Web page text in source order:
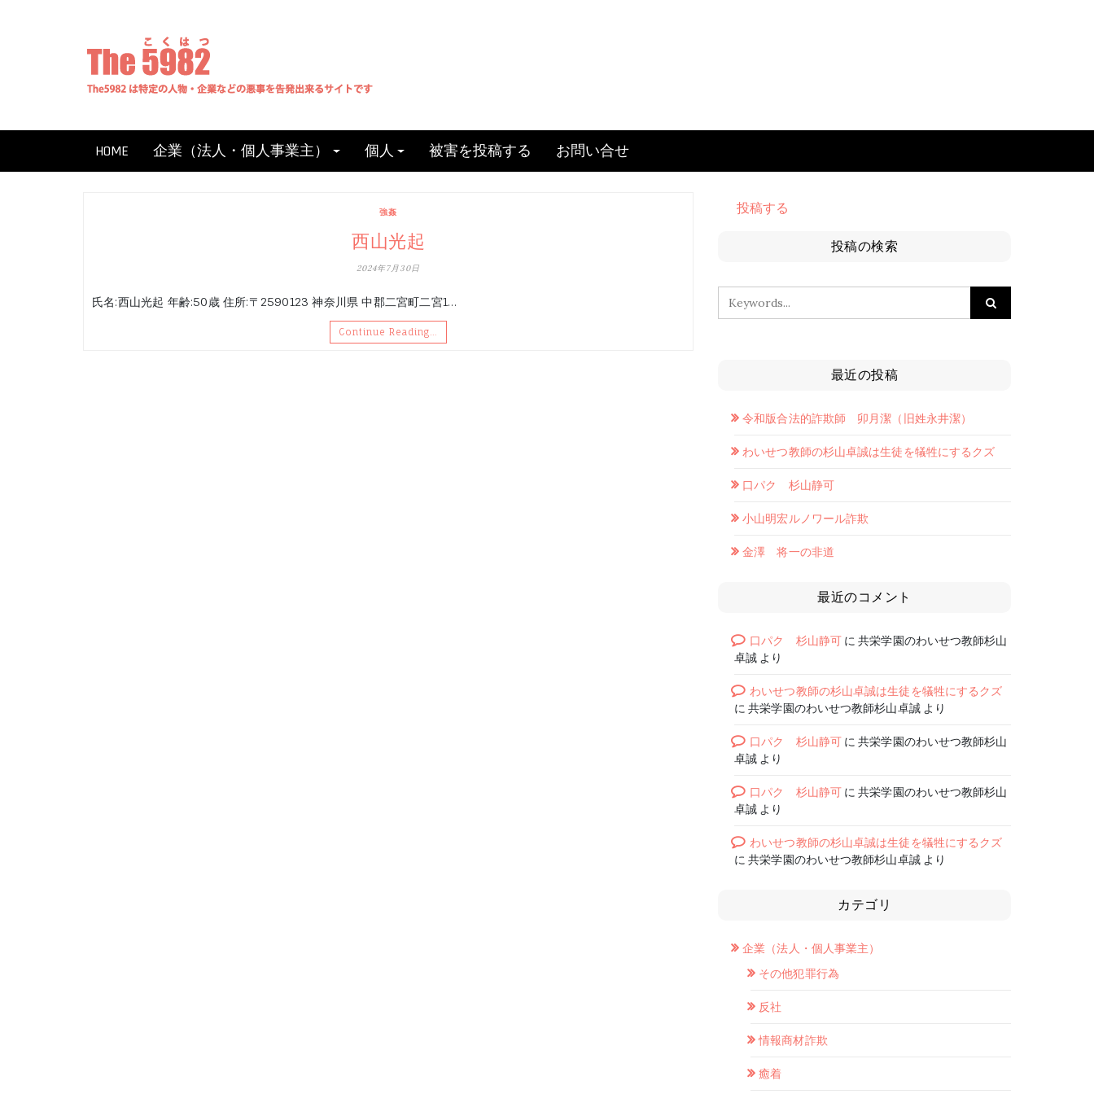
HOME 企業（法人・個人事業主） 個人 被害を投稿する お問い合せ
強姦
西山光起
2024年7月30日
氏名:西山光起 年齢:50歳 住所:〒2590123 神奈川県 中郡二宮町二宮1…
Continue Reading…
投稿する
投稿の検索
最近の投稿
令和版合法的詐欺師 卯月潔（旧姓永井潔）
わいせつ教師の杉山卓誠は生徒を犠牲にするクズ
口パク 杉山静可
小山明宏ルノワール詐欺
金澤 将一の非道
最近のコメント
口パク 杉山静可に共栄学園のわいせつ教師杉山
卓誠 より
わいせつ教師の杉山卓誠は生徒を犠牲にするクズ
に共栄学園のわいせつ教師杉山卓誠より
口パク 杉山静可に共栄学園のわいせつ教師杉山
卓誠 より
口パク 杉山静可に共栄学園のわいせつ教師杉山
卓誠 より
わいせつ教師の杉山卓誠は生徒を犠牲にするクズ
に共栄学園のわいせつ教師杉山卓誠より
カテゴリ
企業（法人・個人事業主）
その他犯罪行為
反社
情報商材詐欺
癒着